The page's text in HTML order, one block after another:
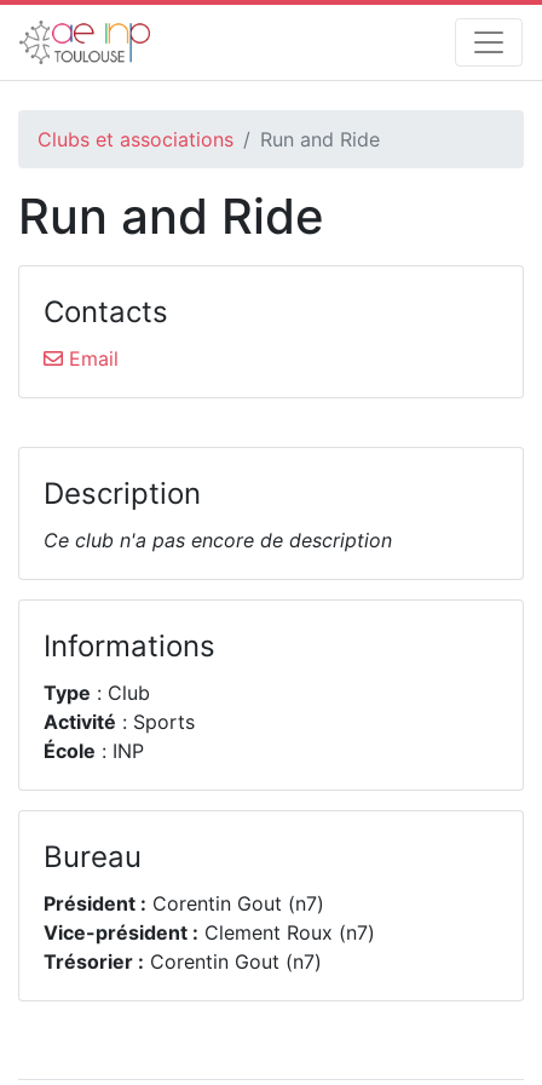
Clubs et associations Run and Ride
Run and Ride
Contacts
Email
Description
Ce club n'a pas encore de description
Informations
Type : Club
Activité : Sports
École : INP
Bureau
Président : Corentin Gout (n7)
Vice-président : Clement Roux (n7)
Trésorier : Corentin Gout (n7)